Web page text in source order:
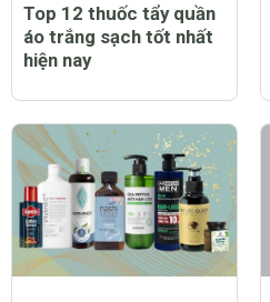
Top 12 thuốc tẩy quần
áo trắng sạch tốt nhất
hiện nay